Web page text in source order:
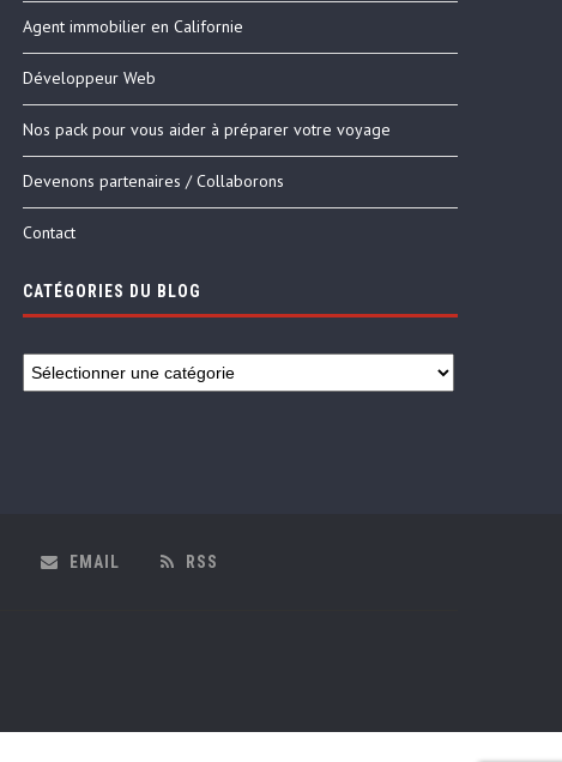
Agent immobilier en Californie
Développeur Web
Nos pack pour vous aider à préparer votre voyage
Devenons partenaires / Collaborons
Contact
CATÉGORIES DU BLOG
EMAIL RSS